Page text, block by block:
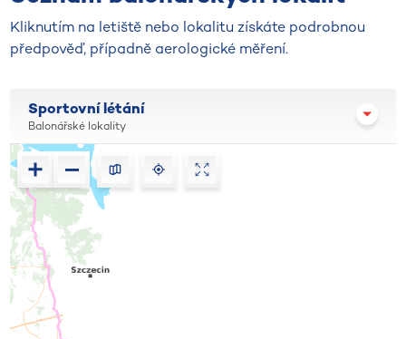
Kliknutím na letiště nebo lokalitu získáte podrobnou
předpověď, případně aerologické měření. ​​​​​​​
Sportovní létání
Balonářské lokality